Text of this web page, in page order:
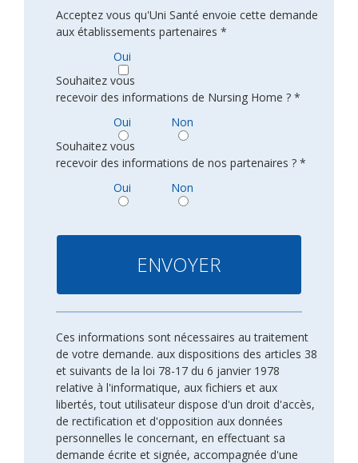
Acceptez vous qu'Uni Santé envoie cette demande
aux établissements partenaires *
Oui
Souhaitez vous
recevoir des informations de Nursing Home ? *
Oui
Non
Souhaitez vous
recevoir des informations de nos partenaires ? *
Oui
Non
Ces informations sont nécessaires au traitement
de votre demande. aux dispositions des articles 38
et suivants de la loi 78-17 du 6 janvier 1978
relative à l'informatique, aux fichiers et aux
libertés, tout utilisateur dispose d'un droit d'accès,
de rectification et d'opposition aux données
personnelles le concernant, en effectuant sa
demande écrite et signée, accompagnée d'une